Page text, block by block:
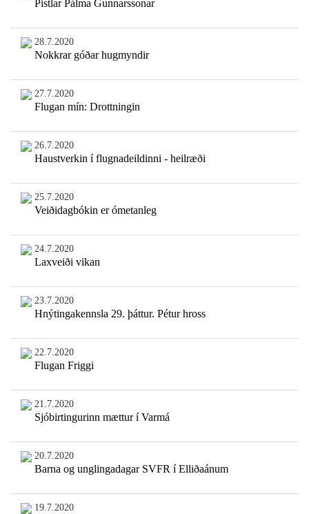
Pistlar Pálma Gunnarssonar
28.7.2020
Nokkrar góðar hugmyndir
27.7.2020
Flugan mín: Drottningin
26.7.2020
Haustverkin í flugnadeildinni - heilræði
25.7.2020
Veiðidagbókin er ómetanleg
24.7.2020
Laxveiði vikan
23.7.2020
Hnýtingakennsla 29. þáttur. Pétur hross
22.7.2020
Flugan Friggi
21.7.2020
Sjóbirtingurinn mættur í Varmá
20.7.2020
Barna og unglingadagar SVFR í Elliðaánum
19.7.2020